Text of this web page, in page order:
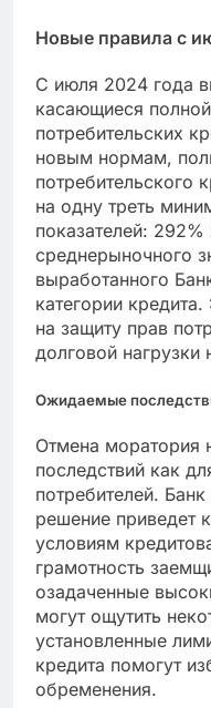
Новые правила с
С июля 2024 года
касающиеся
потребительских
новым нормам,
потребительского
на одну треть
показателей:
среднерыночного
выработанного
категории
на защиту прав
долговой нагрузки
Ожидаемые
Отмена моратория
последствий как
потребителей.
решение приведет
условиям
грамотность
озадаченные
могут ощутить
установленные
кредита помогут
обременения.